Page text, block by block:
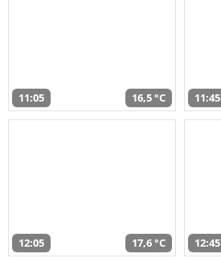
11:05 16,5 °C 11:45
12:05 17,6 °C 12:45